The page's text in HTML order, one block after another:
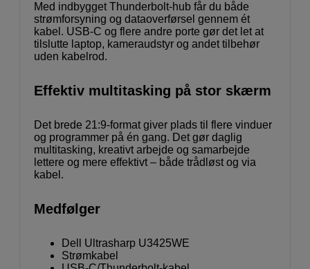
Med indbygget Thunderbolt-hub får du både
strømforsyning og dataoverførsel gennem ét
kabel. USB-C og flere andre porte gør det let at
tilslutte laptop, kameraudstyr og andet tilbehør
uden kabelrod.
Effektiv multitasking på stor skærm
Det brede 21:9-format giver plads til flere vinduer
og programmer på én gang. Det gør daglig
multitasking, kreativt arbejde og samarbejde
lettere og mere effektivt – både trådløst og via
kabel.
Medfølger
Dell Ultrasharp U3425WE
Strømkabel